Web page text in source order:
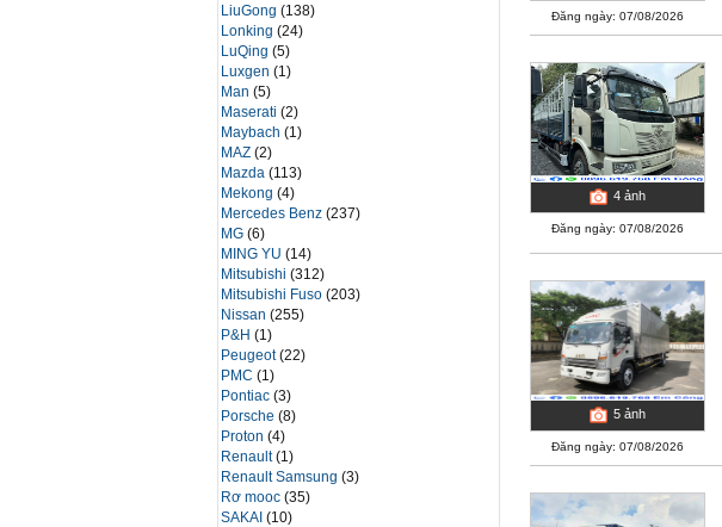
LiuGong(138)
Lonking(24)
LuQing(5)
Luxgen(1)
Man(5)
Maserati(2)
Maybach(1)
MAZ(2)
Mazda(113)
Mekong(4)
Mercedes Benz(237)
MG(6)
MING YU(14)
Mitsubishi(312)
Mitsubishi Fuso(203)
Nissan(255)
P&H(1)
Peugeot(22)
PMC(1)
Pontiac(3)
Porsche(8)
Proton(4)
Renault(1)
Renault Samsung(3)
Rơ mooc(35)
SAKAI(10)
Đăng ngày: 07/08/2026
4 ảnh
Đăng ngày: 07/08/2026
5 ảnh
Đăng ngày: 07/08/2026